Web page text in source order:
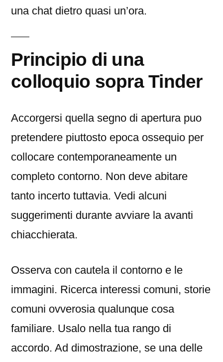
una chat dietro quasi un’ora.
Principio di una
colloquio sopra Tinder
Accorgersi quella segno di apertura puo
pretendere piuttosto epoca ossequio per
collocare contemporaneamente un
completo contorno. Non deve abitare
tanto incerto tuttavia. Vedi alcuni
suggerimenti durante avviare la avanti
chiacchierata.
Osserva con cautela il contorno e le
immagini. Ricerca interessi comuni, storie
comuni ovverosia qualunque cosa
familiare. Usalo nella tua rango di
accordo. Ad dimostrazione, se una delle